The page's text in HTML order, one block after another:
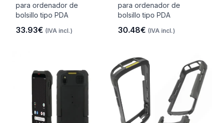
para ordenador de
bolsillo tipo PDA
33.93€ (IVA incl.)
para ordenador de
bolsillo tipo PDA
30.48€ (IVA incl.)